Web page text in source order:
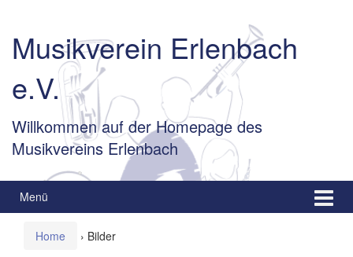
Inhalt
springen
Musikverein Erlenbach
e.V.
Willkommen auf der Homepage des
Musikvereins Erlenbach
Menü
Home › Bilder